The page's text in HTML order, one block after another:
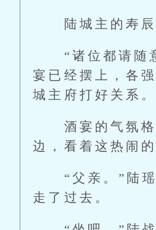
陆城主的寿辰
“诸位都请随意
宴已经摆上，各
城主府打好关系。
酒宴的气氛格
边，看着这热闹
“父亲。”陆瑶
走了过去。